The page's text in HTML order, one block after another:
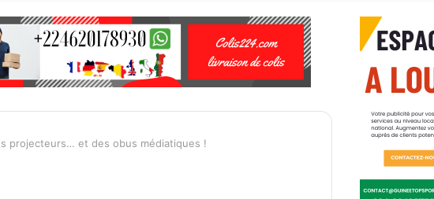
projecteurs… et des obus médiatiques !